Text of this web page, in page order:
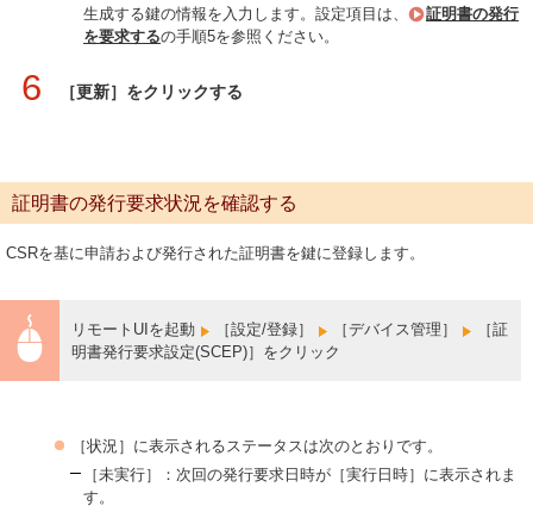
生成する鍵の情報を入力します。設定項目は、
証明書の発行
を要求するの手順5を参照ください。
6 ［更新］をクリックする
証明書の発行要求状況を確認する
CSRを基に申請および発行された証明書を鍵に登録します。
リモートUIを起動 ［設定/登録］ ［デバイス管理］
［証
明書発行要求設定(SCEP)］をクリック
［状況］に表示されるステータスは次のとおりです。
［未実行］：次回の発行要求日時が［実行日時］に表示されま
す。